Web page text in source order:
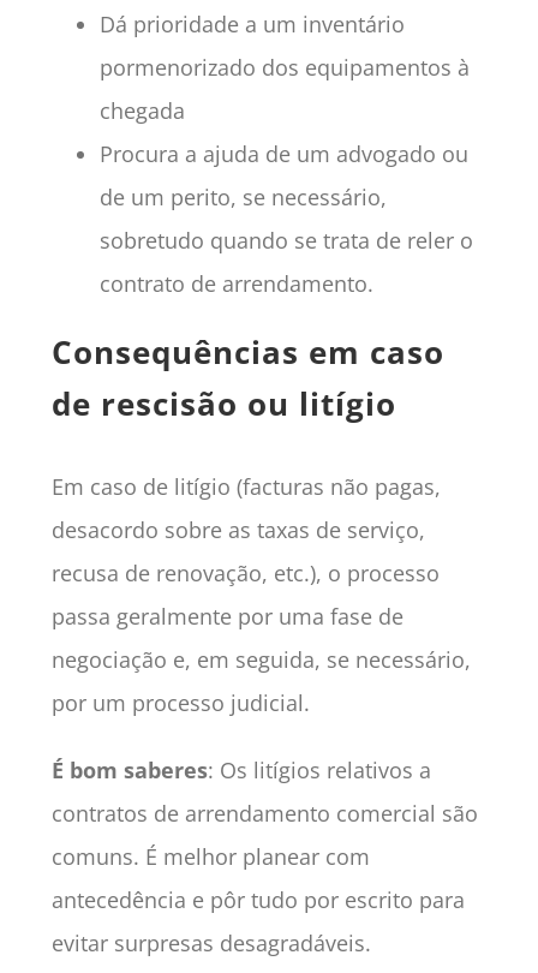
Dá prioridade a um inventário
pormenorizado dos equipamentos à
chegada
Procura a ajuda de um advogado ou
de um perito, se necessário,
sobretudo quando se trata de reler o
contrato de arrendamento.
Consequências em caso
de rescisão ou litígio
Em caso de litígio (facturas não pagas,
desacordo sobre as taxas de serviço,
recusa de renovação, etc.), o processo
passa geralmente por uma fase de
negociação e, em seguida, se necessário,
por um processo judicial.
É bom saberes: Os litígios relativos a
contratos de arrendamento comercial são
comuns. É melhor planear com
antecedência e pôr tudo por escrito para
evitar surpresas desagradáveis.